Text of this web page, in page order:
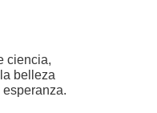
ciencia,
belleza